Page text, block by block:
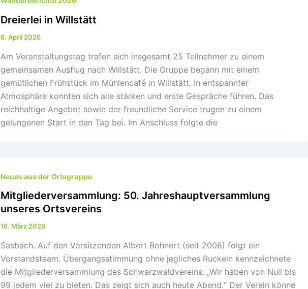
Dreierlei in Willstätt
6. April 2026
Am Veranstaltungstag trafen sich insgesamt 25 Teilnehmer zu einem
gemeinsamen Ausflug nach Willstätt. Die Gruppe begann mit einem
gemütlichen Frühstück im Mühlencafé in Willstätt. In entspannter
Atmosphäre konnten sich alle stärken und erste Gespräche führen. Das
reichhaltige Angebot sowie der freundliche Service trugen zu einem
gelungenen Start in den Tag bei. Im Anschluss folgte die
Neues aus der Ortsgruppe
Mitgliederversammlung: 50. Jahreshauptversammlung
unseres Ortsvereins
16. März 2026
Sasbach. Auf den Vorsitzenden Albert Bohnert (seit 2008) folgt ein
Vorstandsteam. Übergangsstimmung ohne jegliches Ruckeln kennzeichnete
die Mitgliederversammlung des Schwarzwaldvereins. „Wir haben von Null bis
99 jedem viel zu bieten. Das zeigt sich auch heute Abend.“ Der Verein könne